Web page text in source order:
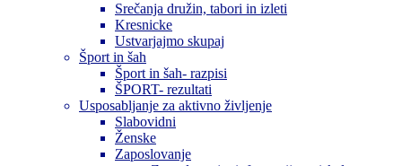
Srečanja družin, tabori in izleti
Kresnicke
Ustvarjajmo skupaj
Šport in šah
Šport in šah- razpisi
ŠPORT- rezultati
Usposabljanje za aktivno življenje
Slabovidni
Ženske
Zaposlovanje